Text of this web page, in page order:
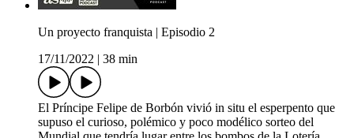
Un proyecto franquista | Episodio 2
17/11/2022 | 38 min
El Príncipe Felipe de Borbón vivió in situ el esperpento que
supuso el curioso, polémico y poco modélico sorteo del